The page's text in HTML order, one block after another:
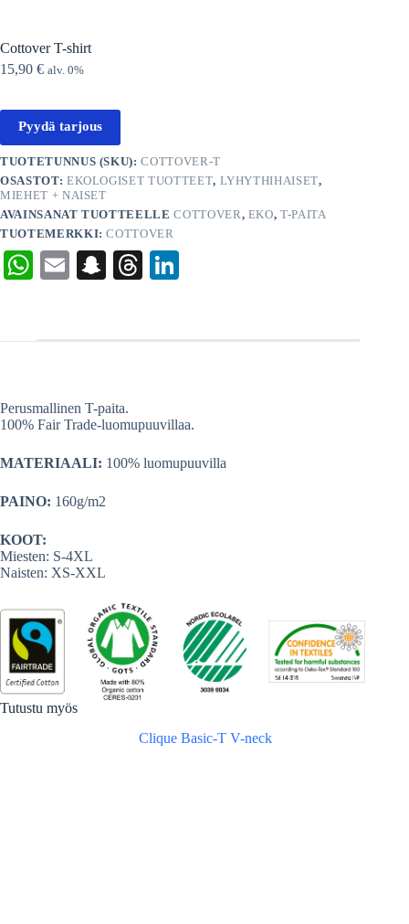
Cottover T-shirt
15,90 € alv. 0%
Pyydä tarjous
TUOTETUNNUS (SKU):COTTOVER-T
OSASTOT: EKOLOGISET TUOTTEET, LYHYTHIHAISET,
MIEHET + NAISET
AVAINSANAT TUOTTEELLECOTTOVER, EKO,T-PAITA
TUOTEMERKKI:COTTOVER
W
A
E
S
ha
T
ds In
Perusmallinen T-paita.
100% Fair Trade-luomupuuvillaa.
MATERIAALI: 100% luomupuuvilla
PAINO: 160g/m2
KOOT:
Miesten: S-4XL
Naisten: XS-XXL
Tutustu myös